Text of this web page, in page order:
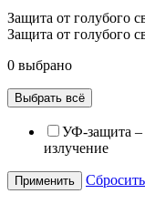
Защита от голубого
Защита от голубого
0 выбрано
Выбрать всё
УФ-защита –
излучение
Применить